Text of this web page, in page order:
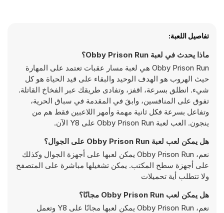
تفاصيل اللعبة:
ماذا يحدث في لعبة Obby Prison Run؟
Obby Prison Run هي لعبة مسار عقبات تعتمد على المهارة
حيث الهروب هو الهدف الوحيد والبقاء على قيد الحياة هو كل
شيء. انطلق بسرعة، اقفز، وتفادى طريقك عبر الفخاخ القاتلة.
تفوق على المنافسين، وابقَ في المقدمة في سباق الحرية،
وتفاعل بسرعة فكل ثانية مهمة وأمهر اللاعبين فقط هم من
ينجون. العب لعبة Obby Prison Run على Y8 الآن.
هل يمكن لعب لعبة Obby Prison Run على الجوال؟
نعم، Obby Prison Run يمكن لعبها على أجهزة الجوال وكذلك
على أجهزة سطح المكتب. يمكن تشغيلها مباشرة على المتصفح
ولا تتطلب أية تحميلات
هل يمكن لعب Obby Prison Run مجانًا؟
نعم، Obby Prison Run يمكن لعبها مجانًا على Y8 وتعمل